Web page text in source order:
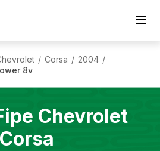
/ Corsa / 2004 /
8v
Chevrolet
Corsa